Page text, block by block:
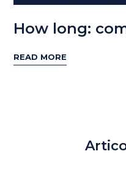
How long:
READ MORE